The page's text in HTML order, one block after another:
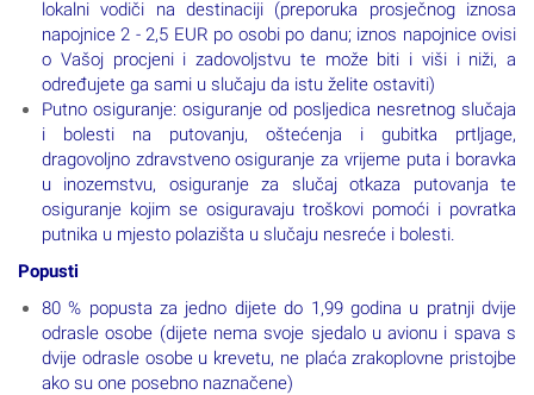
lokalni vodiči na destinaciji (preporuka prosječnog iznosa
napojnice 2 - 2,5 EUR po osobi po danu; iznos napojnice ovisi
o Vašoj procjeni i zadovoljstvu te može biti i viši i niži, a
određujete ga sami u slučaju da istu želite ostaviti)
Putno osiguranje: osiguranje od posljedica nesretnog slučaja
i bolesti na putovanju, oštećenja i gubitka prtljage,
dragovoljno zdravstveno osiguranje za vrijeme puta i boravka
u inozemstvu, osiguranje za slučaj otkaza putovanja te
osiguranje kojim se osiguravaju troškovi pomoći i povratka
putnika u mjesto polazišta u slučaju nesreće i bolesti.
Popusti
80 % popusta za jedno dijete do 1,99 godina u pratnji dvije
odrasle osobe (dijete nema svoje sjedalo u avionu i spava s
dvije odrasle osobe u krevetu, ne plaća zrakoplovne pristojbe
ako su one posebno naznačene)